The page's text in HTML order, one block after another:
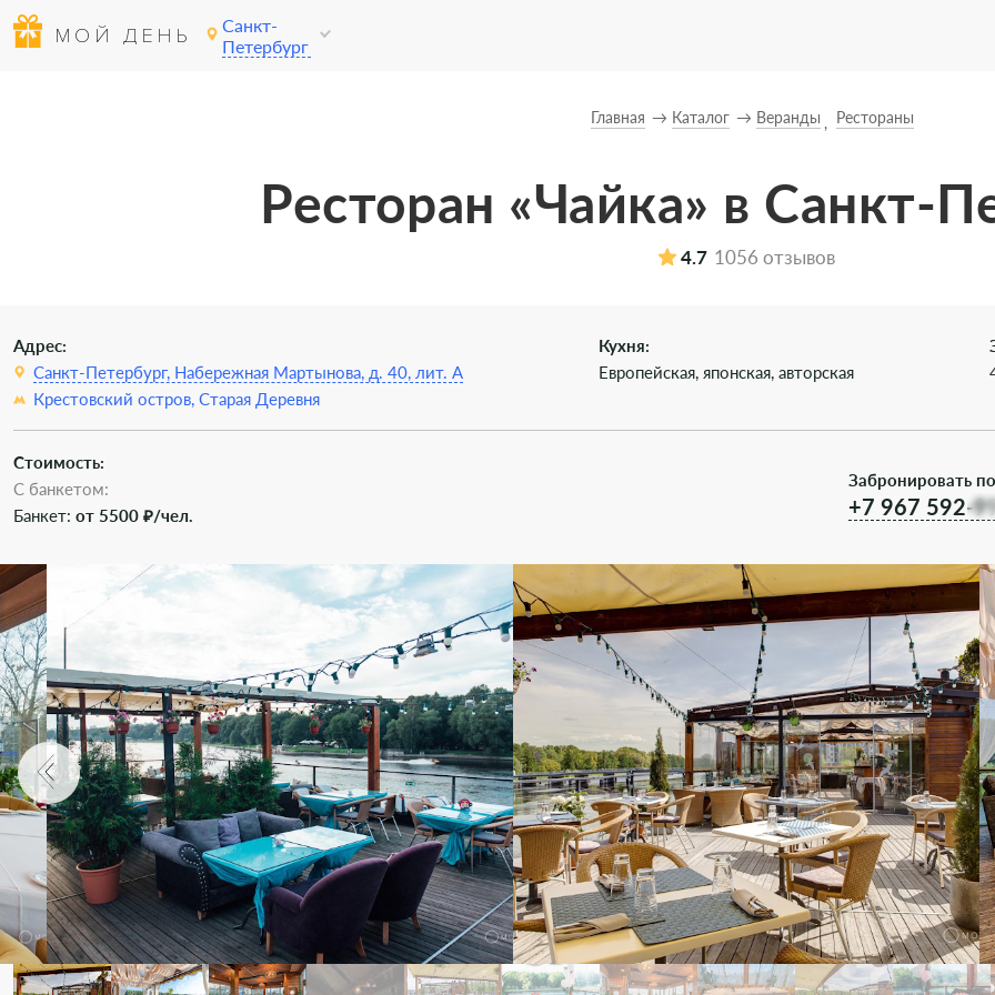
МОЙ ДЕНЬ
Санкт-
Петербург
Главная Каталог Веранды Рестораны
Ресторан «Чайка» в Санкт-
4.7 1056 отзывов
Адрес:
Санкт-Петербург, Набережная Мартынова, д. 40, лит. А
Крестовский остров, Старая Деревня
Кухня:
Европейская, японская, авторская
Стоимость:
С банкетом:
Банкет: от 5500 ₽/чел.
Забронировать
+7 967 592-